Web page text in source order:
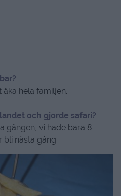
hela familjen.
och gjorde safari?
gången, vi hade bara 8
bli nästa gång.